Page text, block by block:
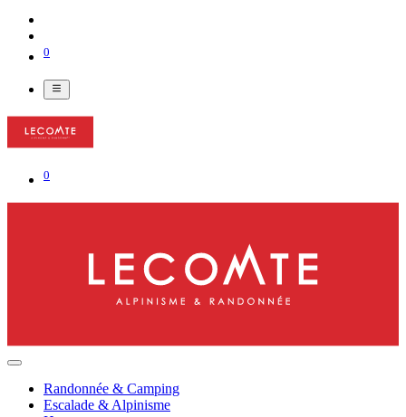
0
0
Randonnée & Camping
Escalade & Alpinisme